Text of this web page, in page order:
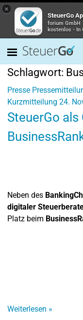
×
SteuerGo
forium GmbH
kostenlos - In
Schlagwort:
Presse
Kurzmitteilung 24.
SteuerGo
Neben des
digitaler
Platz beim
Weiterlesen »